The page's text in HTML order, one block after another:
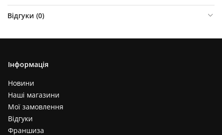
Відгуки (0)
Інформація
Новини
Наші магазини
Мої замовлення
Відгуки
Франшиза